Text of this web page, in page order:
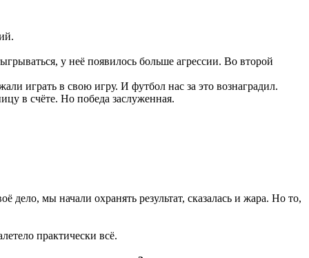
у неё появилось больше агрессии. Во второй
играть в свою игру. И футбол нас за это вознаградил.
в счёте. Но победа заслуженная.
мы начали охранять результат, сказалась и жара. Но то,
практически всё.